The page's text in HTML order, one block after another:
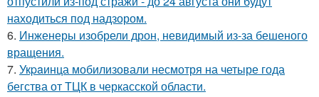
находиться под надзором.
6. Инженеры изобрели дрон, невидимый из-за бешеного
вращения.
7. Укpaинца мобилизовали несмотря на четыре года
бегства от ТЦК в черкасской области.